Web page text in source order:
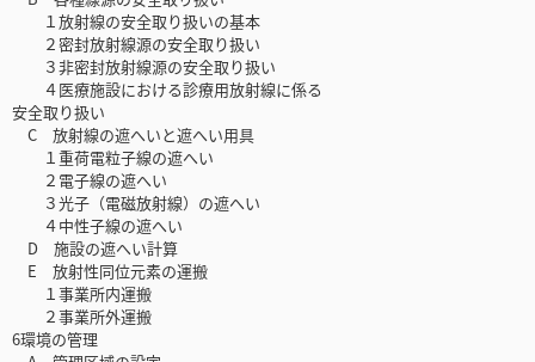
１放射線の安全取り扱いの基本
２密封放射線源の安全取り扱い
３非密封放射線源の安全取り扱い
４医療施設における診療用放射線に係る
安全取り扱い
C 放射線の遮へいと遮へい用具
１重荷電粒子線の遮へい
２電子線の遮へい
３光子（電磁放射線）の遮へい
４中性子線の遮へい
D 施設の遮へい計算
E 放射性同位元素の運搬
１事業所内運搬
２事業所外運搬
6環境の管理